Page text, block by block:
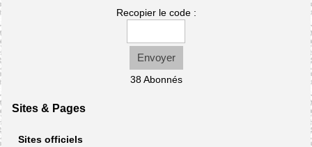
Recopier le code :
Envoyer
38 Abonnés
Sites & Pages
Sites officiels